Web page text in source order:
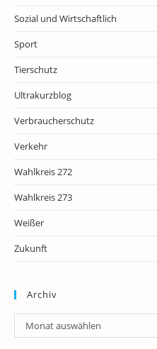
Sozial und Wirtschaftlich
Sport
Tierschutz
Ultrakurzblog
Verbraucherschutz
Verkehr
Wahlkreis 272
Wahlkreis 273
Weißer
Zukunft
Archiv
Archiv
Monat auswählen